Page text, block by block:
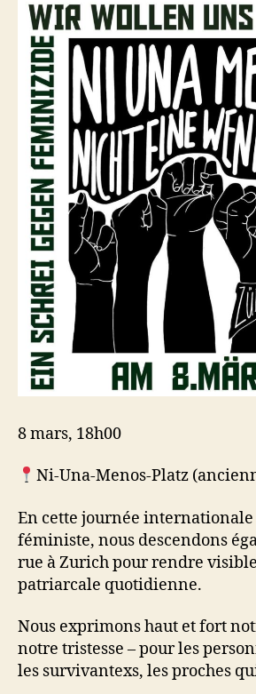
8 mars, 18h00
Ni-Una-Menos-Platz
En cette journée
féministe, nous descendons
rue à Zurich pour rendre
patriarcale quotidienne.
Nous exprimons haut et fort
notre tristesse – pour les
les survivantexs, les proches